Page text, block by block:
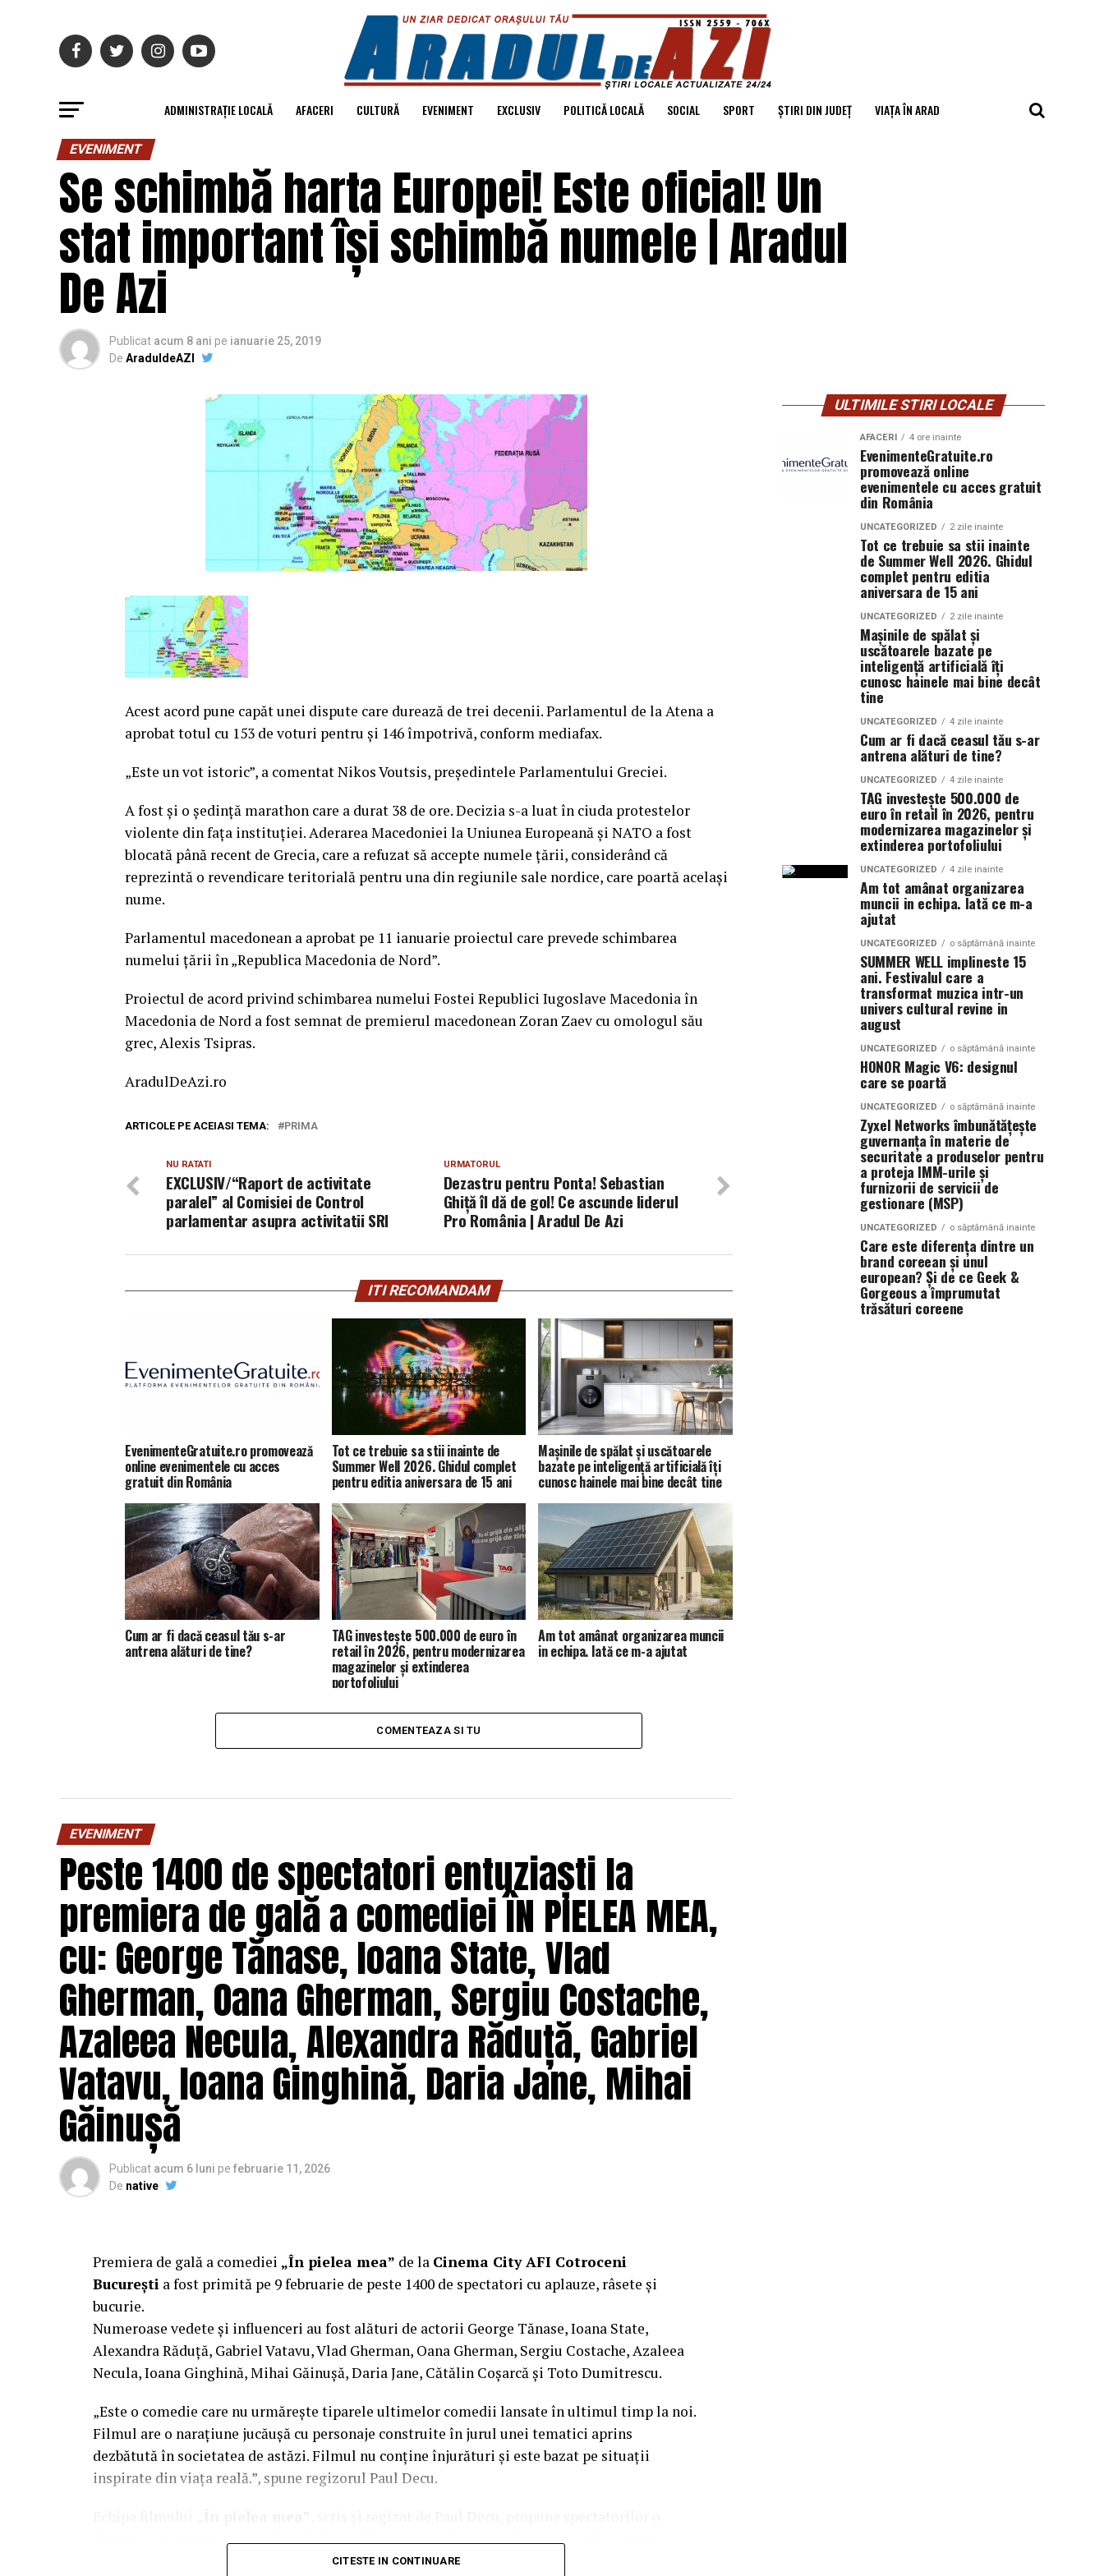
ADMINISTRAȚIE LOCALĂ AFACERI CULTURĂ EVENIMENT EXCLUSIV POLITICĂ LOCALĂ SOCIAL SPORT ȘTIRI DIN JUDEȚ VIAȚA ÎN ARAD
EVENIMENT
Se schimbă harta Europei! Este oficial! Un
stat important își schimbă numele | Aradul
De Azi
Publicat acum 8 ani pe ianuarie 25, 2019
De AraduldeAZI
Acest acord pune capăt unei dispute care durează de trei decenii. Parlamentul de la Atena a
aprobat totul cu 153 de voturi pentru şi 146 împotrivă, conform mediafax.
„Este un vot istoric”, a comentat Nikos Voutsis, preşedintele Parlamentului Greciei.
A fost şi o şedinţă marathon care a durat 38 de ore. Decizia s-a luat în ciuda protestelor
violente din faţa instituţiei. Aderarea Macedoniei la Uniunea Europeană şi NATO a fost
blocată până recent de Grecia, care a refuzat să accepte numele ţării, considerând că
reprezintă o revendicare teritorială pentru una din regiunile sale nordice, care poartă acelaşi
nume.
Parlamentul macedonean a aprobat pe 11 ianuarie proiectul care prevede schimbarea
numelui ţării în „Republica Macedonia de Nord”.
Proiectul de acord privind schimbarea numelui Fostei Republici Iugoslave Macedonia în
Macedonia de Nord a fost semnat de premierul macedonean Zoran Zaev cu omologul său
grec, Alexis Tsipras.
AradulDeAzi.ro
ARTICOLE PE ACEIASI TEMA: PRIMA
URMATORUL
Dezastru pentru Ponta! Sebastian
Ghiță îl dă de gol! Ce ascunde liderul
Pro România | Aradul De Azi
NU RATATI
EXCLUSIV/“Raport de activitate
paralel” al Comisiei de Control
parlamentar asupra activitatii SRI
ITI RECOMANDAM
EvenimenteGratuite.ro promovează
online evenimentele cu acces
gratuit din România
Tot ce trebuie sa stii inainte de
Summer Well 2026. Ghidul complet
pentru editia aniversara de 15 ani
Mașinile de spălat și uscătoarele
bazate pe inteligență artificială îți
cunosc hainele mai bine decât tine
Cum ar fi dacă ceasul tău s-ar
antrena alături de tine?
TAG investește 500.000 de euro în
retail în 2026, pentru modernizarea
magazinelor și extinderea
portofoliului
Am tot amânat organizarea muncii
in echipa. Iată ce m-a ajutat
COMENTEAZA SI TU
EVENIMENT
Peste 1400 de spectatori entuziaști la
premiera de gală a comediei ÎN PIELEA MEA,
cu: George Tănase, Ioana State, Vlad
Gherman, Oana Gherman, Sergiu Costache,
Azaleea Necula, Alexandra Răduță, Gabriel
Vatavu, Ioana Ginghină, Daria Jane, Mihai
Găinușă
Publicat acum 6 luni pe februarie 11, 2026
De native
Premiera de gală a comediei „În pielea mea” de la Cinema City AFI Cotroceni
București a fost primită pe 9 februarie de peste 1400 de spectatori cu aplauze, râsete și
bucurie.
Numeroase vedete și influenceri au fost alături de actorii George Tănase, Ioana State,
Alexandra Răduță, Gabriel Vatavu, Vlad Gherman, Oana Gherman, Sergiu Costache, Azaleea
Necula, Ioana Ginghină, Mihai Găinușă, Daria Jane, Cătălin Coșarcă și Toto Dumitrescu.
„Este o comedie care nu urmărește tiparele ultimelor comedii lansate în ultimul timp la noi.
Filmul are o narațiune jucăușă cu personaje construite în jurul unei tematici aprins
dezbătută în societatea de astăzi. Filmul nu conține înjurături și este bazat pe situații
inspirate din viața reală.”, spune regizorul Paul Decu.
abordare amuzantă a unei situații des întâlnite în micile certuri dintr-un cuplu: pentru cine e
mai greu/ mai ușor. În urma unei provocări pe care patru cupluri de prieteni o duc la bun
CITESTE IN CONTINUARE
ULTIMILE STIRI LOCALE
AFACERI 4 ore inainte
EvenimenteGratuite.ro
promovează online
evenimentele cu acces gratuit
din România
UNCATEGORIZED 2 zile inainte
Tot ce trebuie sa stii inainte
de Summer Well 2026. Ghidul
complet pentru editia
aniversara de 15 ani
UNCATEGORIZED 2 zile inainte
Mașinile de spălat și
uscătoarele bazate pe
inteligență artificială îți
cunosc hainele mai bine decât
tine
UNCATEGORIZED 4 zile inainte
Cum ar fi dacă ceasul tău s-ar
antrena alături de tine?
UNCATEGORIZED 4 zile inainte
TAG investește 500.000 de
euro în retail în 2026, pentru
modernizarea magazinelor și
extinderea portofoliului
UNCATEGORIZED 4 zile inainte
Am tot amânat organizarea
muncii in echipa. Iată ce m-a
ajutat
UNCATEGORIZED o săptămână inainte
SUMMER WELL implineste 15
ani. Festivalul care a
transformat muzica intr-un
univers cultural revine in
august
UNCATEGORIZED o săptămână inainte
HONOR Magic V6: designul
care se poartă
UNCATEGORIZED o săptămână inainte
Zyxel Networks îmbunătățește
guvernanța în materie de
securitate a produselor pentru
a proteja IMM-urile și
furnizorii de servicii de
gestionare (MSP)
UNCATEGORIZED o săptămână inainte
Care este diferența dintre un
brand coreean și unul
european? Și de ce Geek &
Gorgeous a împrumutat
trăsături coreene